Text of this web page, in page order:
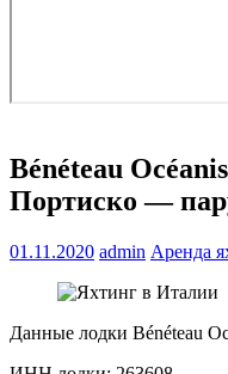
Bénéteau
Портиско —
01.11.2020 admin Аренда
Данные лодки Bénéteau